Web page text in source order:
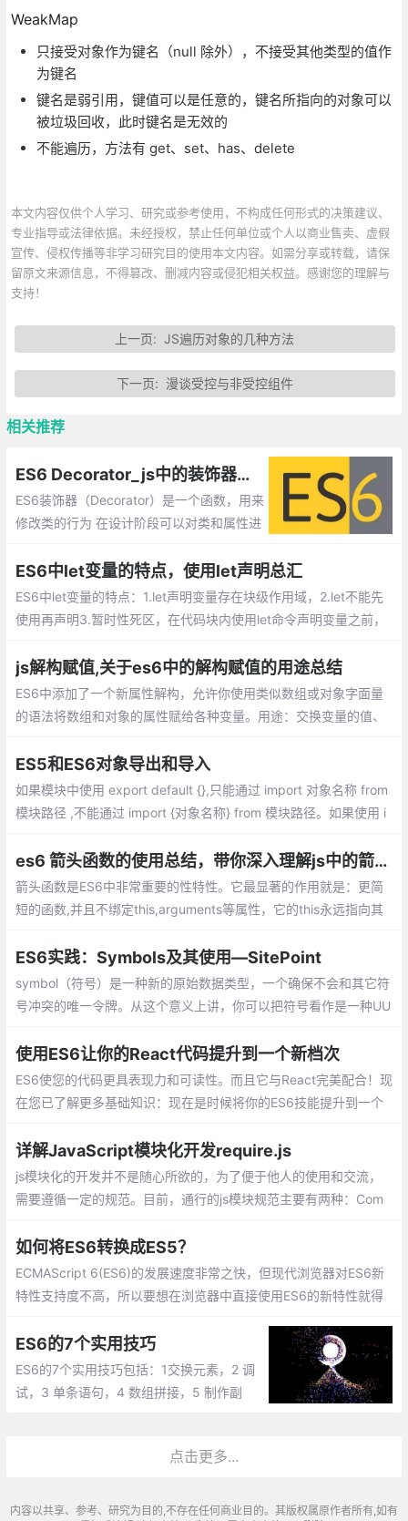
WeakMap
只接受对象作为键名（null 除外），不接受其他类型的值作
为键名
键名是弱引用，键值可以是任意的，键名所指向的对象可以
被垃圾回收，此时键名是无效的
不能遍历，方法有 get、set、has、delete
本文内容仅供个人学习、研究或参考使用，不构成任何形式的决策建议、
专业指导或法律依据。未经授权，禁止任何单位或个人以商业售卖、虚假
宣传、侵权传播等非学习研究目的使用本文内容。如需分享或转载，请保
留原文来源信息，不得篡改、删减内容或侵犯相关权益。感谢您的理解与
支持！
上一页:JS遍历对象的几种方法
下一页: 漫谈受控与非受控组件
相关推荐
ES6 Decorator_js中的装饰器函数
ES6装饰器（Decorator）是一个函数，用来
修改类的行为 在设计阶段可以对类和属性进
大作用是修改预定义好的逻辑，或者给各种
结构添加一些元数据。
ES6中let变量的特点，使用let声明总汇
ES6中let变量的特点：1.let声明变量存在块级作用域，2.let不能先
使用再声明3.暂时性死区，在代码块内使用let命令声明变量之前，
js解构赋值,关于es6中的解构赋值的用途总结
ES6中添加了一个新属性解构，允许你使用类似数组或对象字面量
的语法将数组和对象的属性赋给各种变量。用途：交换变量的值、
的默认值...
ES5和ES6对象导出和导入
如果模块中使用 export default {},只能通过 import 对象名称 from
模块路径 ,不能通过 import {对象名称} from 模块路径。如果使用 i
es6 箭头函数的使用总结，带你深入理解js中的箭头函数
箭头函数是ES6中非常重要的性特性。它最显著的作用就是：更简
短的函数,并且不绑定this,arguments等属性，它的this永远指向其
函数。
ES6实践：Symbols及其使用—SitePoint
symbol（符号）是一种新的原始数据类型，一个确保不会和其它符
号冲突的唯一令牌。从这个意义上讲，你可以把符号看作是一种UU
能用它做些什么。
使用ES6让你的React代码提升到一个新档次
ES6使您的代码更具表现力和可读性。而且它与React完美配合！现
在您已了解更多基础知识：现在是时候将你的ES6技能提升到一个
数的函数、列表解构
详解JavaScript模块化开发require.js
js模块化的开发并不是随心所欲的，为了便于他人的使用和交流，
需要遵循一定的规范。目前，通行的js模块规范主要有两种：Com
如何将ES6转换成ES5？
ECMAScript 6(ES6)的发展速度非常之快，但现代浏览器对ES6新
特性支持度不高，所以要想在浏览器中直接使用ES6的新特性就得
将ES6代码完美地转换为ES5代码
ES6的7个实用技巧
ES6的7个实用技巧包括：1交换元素，2 调
试，3 单条语句，4 数组拼接，5 制作副
点击更多...
内容以共享、参考、研究为目的,不存在任何商业目的。其版权属原作者所有,如有